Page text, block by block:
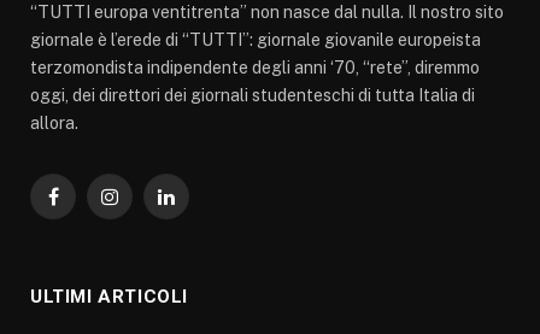
“TUTTI europa ventitrenta” non nasce dal nulla. Il nostro sito
giornale è l’erede di “TUTTI”: giornale giovanile europeista
terzomondista indipendente degli anni ‘70, “rete”, diremmo
oggi, dei direttori dei giornali studenteschi di tutta Italia di
allora.
FacebookInstagramLinkedIn
ULTIMI ARTICOLI